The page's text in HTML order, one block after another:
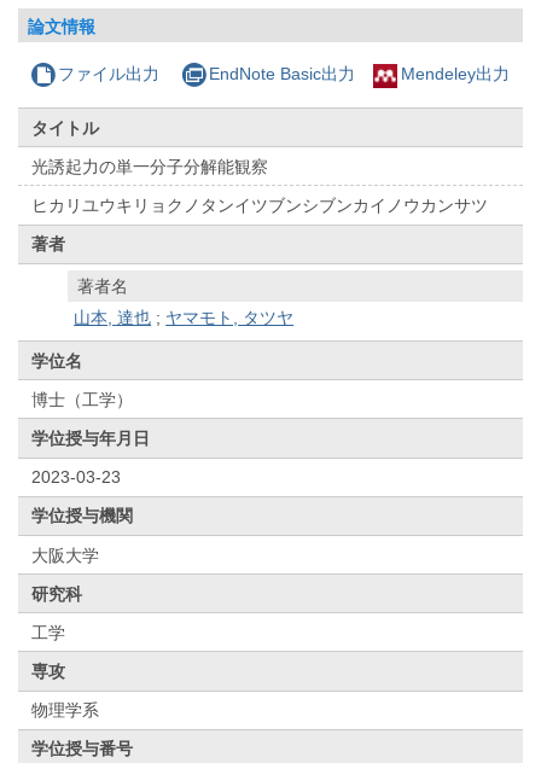
論文情報
ファイル出力 EndNote Basic出力 Mendeley出力
タイトル
光誘起力の単一分子分解能観察
ヒカリユウキリョクノタンイツブンシブンカイノウカンサツ
著者
著者名
山本, 達也 ; ヤマモト, タツヤ
学位名
博士（工学）
学位授与年月日
2023-03-23
学位授与機関
大阪大学
研究科
工学
専攻
物理学系
学位授与番号